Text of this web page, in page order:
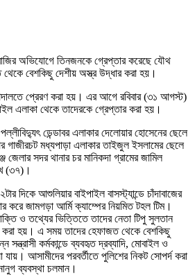
অভিযোগে তিনজনকে গ্রেপ্তার করেছে যৌথ
বেশকিছু দেশীয় অস্ত্র উদ্ধার করা হয়।
প্রেরণ করা হয়। এর আগে রবিবার (৩১ আগস্ট)
এলাকা থেকে তাদেরকে গ্রেপ্তার করা হয়।
ডেন্ডাবর এলাকার দেলোয়ার হোসেনের ছেলে
গাজীরচট মধ্যপাড়া এলাকার তাইজুল ইসলামের ছেলে
সদর থানার চর মানিকদা গ্রামের জামিল
(৩৭)।
দিকে আশুলিয়ার বাইপাইল বাসস্ট্যান্ডে চাঁদাবাজের
জামগড়া আর্মি ক্যাম্পের নিয়মিত টহল টিম।
ও তথ্যের ভিত্তিতে তাদের নেতা টিপু সুলতান
করা হয়। এ সময় তাদের হেফাজত থেকে বেশকিছু
সন্ত্রাসী কর্মকান্ডে ব্যবহৃত দ্রব্যাদি, মোবাইল ও
আসামীদের পরবর্তীতে পুলিশের নিকট সোপর্দ করা
ব্যবস্থা চলমান।